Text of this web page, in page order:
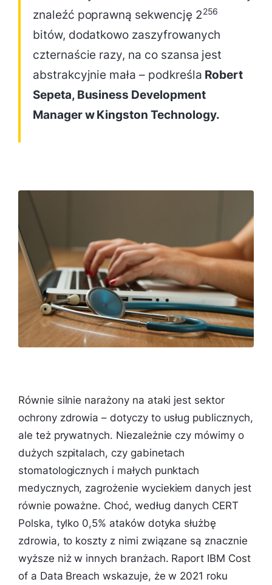
znaleźć poprawną sekwencję 2256
bitów, dodatkowo zaszyfrowanych
czternaście razy, na co szansa jest
abstrakcyjnie mała – podkreśla Robert
Sepeta, Business Development
Manager w Kingston Technology.
Równie silnie narażony na ataki jest sektor
ochrony zdrowia – dotyczy to usług publicznych,
ale też prywatnych. Niezależnie czy mówimy o
dużych szpitalach, czy gabinetach
stomatologicznych i małych punktach
medycznych, zagrożenie wyciekiem danych jest
równie poważne. Choć, według danych CERT
Polska, tylko 0,5% ataków dotyka służbę
zdrowia, to koszty z nimi związane są znacznie
wyższe niż w innych branżach. Raport IBM Cost
of a Data Breach wskazuje, że w 2021 roku